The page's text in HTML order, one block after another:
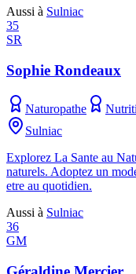
Aussi à Sulniac
35
SR
Sophie Rondeaux
Naturopathe
Sulniac
Explorez La Sante au
naturels. Adoptez un
etre au quotidien.
Aussi à Sulniac
36
GM